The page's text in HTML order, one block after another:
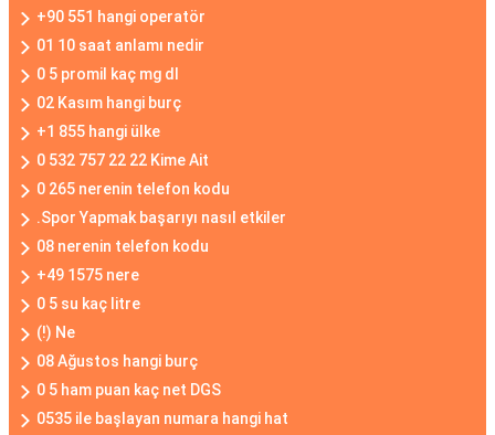
+90 551 hangi operatör
01 10 saat anlamı nedir
0 5 promil kaç mg dl
02 Kasım hangi burç
+1 855 hangi ülke
0 532 757 22 22 Kime Ait
0 265 nerenin telefon kodu
.Spor Yapmak başarıyı nasıl etkiler
08 nerenin telefon kodu
+49 1575 nere
0 5 su kaç litre
(!) Ne
08 Ağustos hangi burç
0 5 ham puan kaç net DGS
0535 ile başlayan numara hangi hat